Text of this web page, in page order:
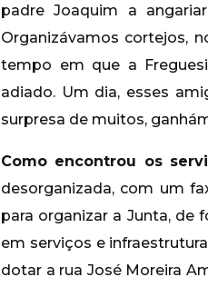
padre Joaquim a
Organizávamos cortejos,
tempo em que a
adiado. Um dia, esses
surpresa de muitos,
Como encontrou os
desorganizada, com um
para organizar a Junta, de
em serviços e
dotar a rua José Moreira